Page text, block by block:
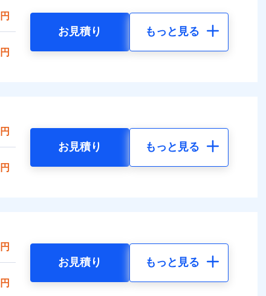
円
円
お見積り もっと見る
円
円
お見積り もっと見る
円
円
お見積り もっと見る